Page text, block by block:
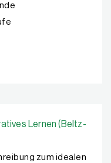
Lernen (Beltz-
zum idealen